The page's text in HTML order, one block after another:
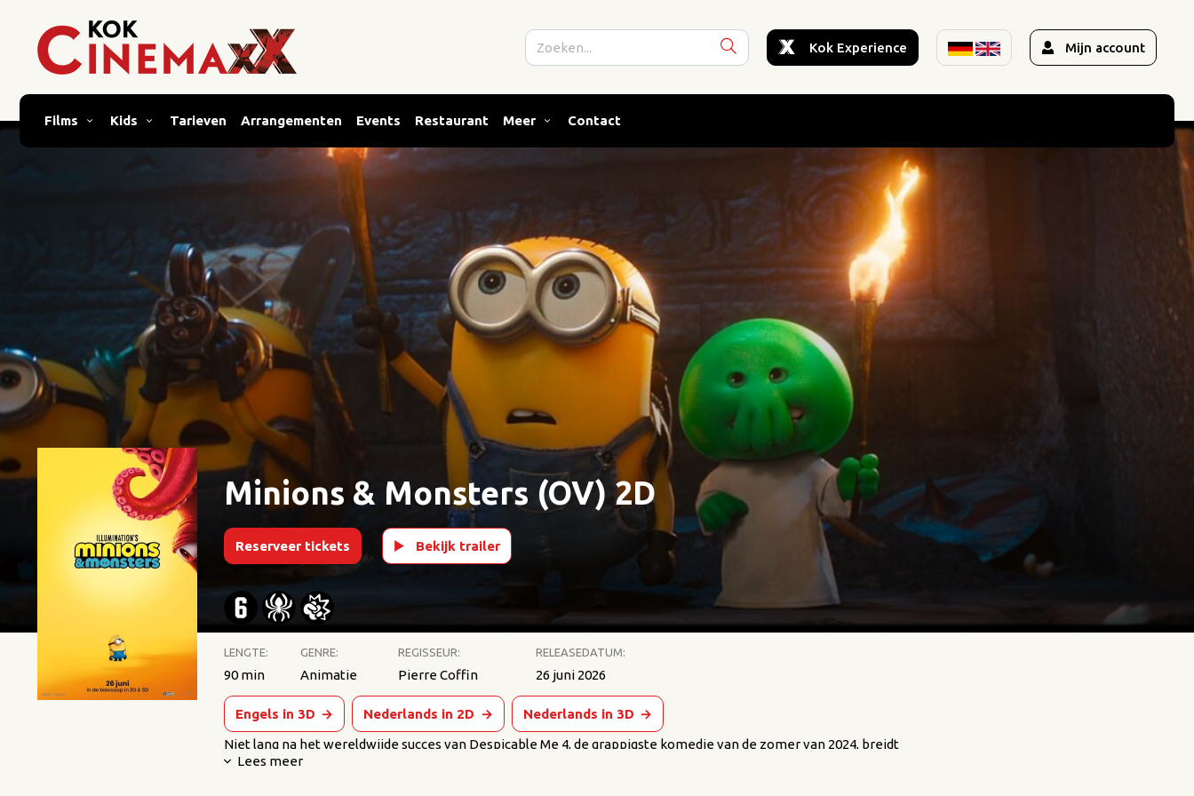
Kok Experience Mijn account
Films Kids Tarieven Arrangementen Events Restaurant Meer Contact
Minions & Monsters (OV) 2D
Reserveer tickets Bekijk trailer
LENGTE: GENRE: REGISSEUR: RELEASEDATUM:
90 min Animatie Pierre Coffin 26 juni 2026
Engels in 3D → Nederlands in 2D → Nederlands in 3D →
Niet lang na het wereldwijde succes van Despicable Me 4, de grappigste komedie van de zomer van 2024, breidt
Illumination hun vrolijke animatie-universum uit met Minions & Monsters, een nieuw hoofdstuk in de grootste
Lees meer